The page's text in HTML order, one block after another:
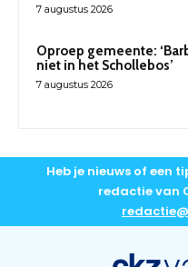
7 augustus 2026
Oproep gemeente:
niet in het Schollebos’
7 augustus 2026
Heb je nieuws of een
redactie van